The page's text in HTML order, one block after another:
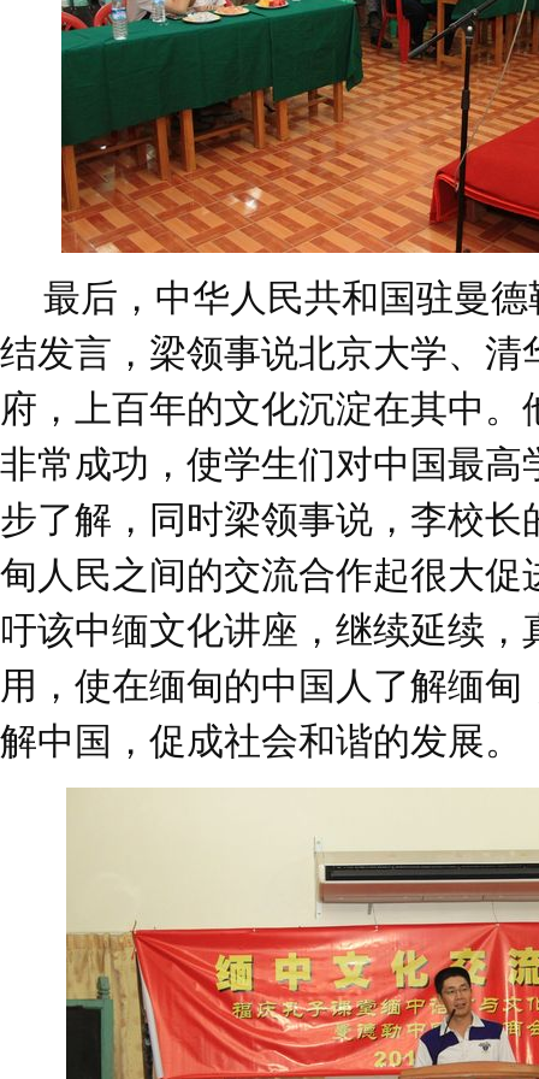
最后，中华人民共和国驻曼德
结发言，梁领事说北京大学、清
府，上百年的文化沉淀在其中
非常成功，使学生们对中国最高
步了解，同时梁领事说，李校
甸人民之间的交流合作起很大促
吁该中缅文化讲座，继续延续
用，使在缅甸的中国人了解缅
解中国，促成社会和谐的发展。